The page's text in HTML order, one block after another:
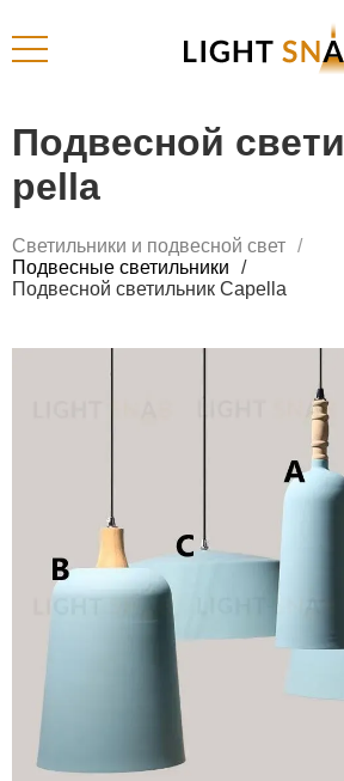
Подвесной
pella
Светильники и подвесной свет
Подвесные светильники
Подвесной светильник Capella